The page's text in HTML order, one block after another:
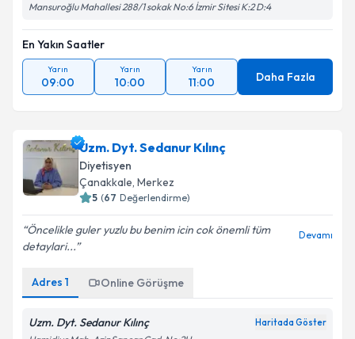
Mansuroğlu Mahallesi 288/1 sokak No:6 İzmir Sitesi K:2 D:4
En Yakın Saatler
Yarın
09:00
Yarın
10:00
Yarın
11:00 Daha Fazla
Uzm. Dyt. Sedanur Kılınç
Diyetisyen
Çanakkale, Merkez
5 (67 Değerlendirme)
Öncelikle guler yuzlu bu benim icin cok önemli tüm
detaylari...
Devamı
Adres 1 Online Görüşme
Uzm. Dyt. Sedanur Kılınç Haritada Göster